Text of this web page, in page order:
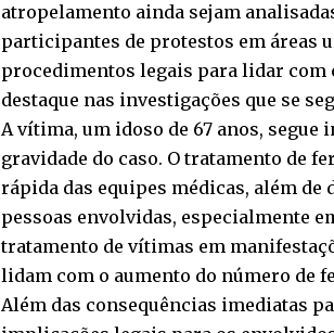
atropelamento ainda sejam
participantes de protestos em áreas
procedimentos legais para lidar com
destaque nas investigações que se
A vítima, um idoso de 67 anos, segue
gravidade do caso. O tratamento de
rápida das equipes médicas, além de
pessoas envolvidas, especialmente
tratamento de vítimas em
lidam com o aumento do número de
Além das consequências imediatas